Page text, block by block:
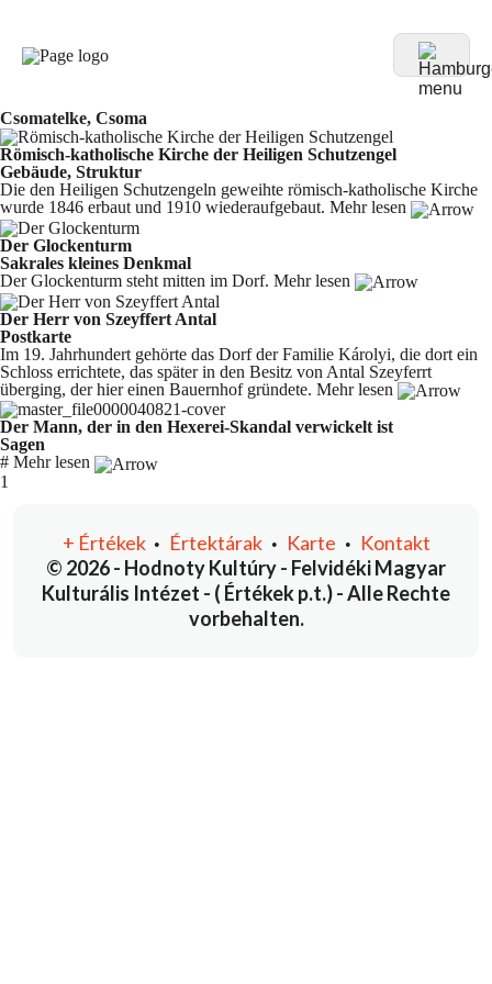
Csomatelke, Csoma
Römisch-katholische Kirche der Heiligen Schutzengel
Gebäude, Struktur
Die den Heiligen Schutzengeln geweihte römisch-katholische Kirche
wurde 1846 erbaut und 1910 wiederaufgebaut. Mehr lesen
Der Glockenturm
Sakrales kleines Denkmal
Der Glockenturm steht mitten im Dorf. Mehr lesen
Der Herr von Szeyffert Antal
Postkarte
Im 19. Jahrhundert gehörte das Dorf der Familie Károlyi, die dort ein
Schloss errichtete, das später in den Besitz von Antal Szeyferrt
überging, der hier einen Bauernhof gründete. Mehr lesen
Der Mann, der in den Hexerei-Skandal verwickelt ist
Sagen
# Mehr lesen
You're currently reading page
1
© 2026 - Hodnoty Kultúry - Felvidéki Magyar
Kulturális Intézet - ( Értékek p.t.) - Alle Rechte
vorbehalten.
+ Értékek • Értektárak• Karte • Kontakt